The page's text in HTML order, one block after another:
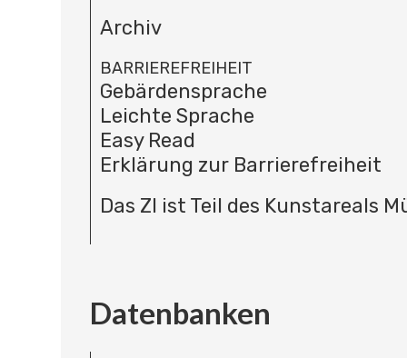
Archiv
BARRIEREFREIHEIT
Gebärdensprache
Leichte Sprache
Easy Read
Erklärung zur Barrierefreiheit
Das ZI ist Teil des Kunstareals
Datenbanken